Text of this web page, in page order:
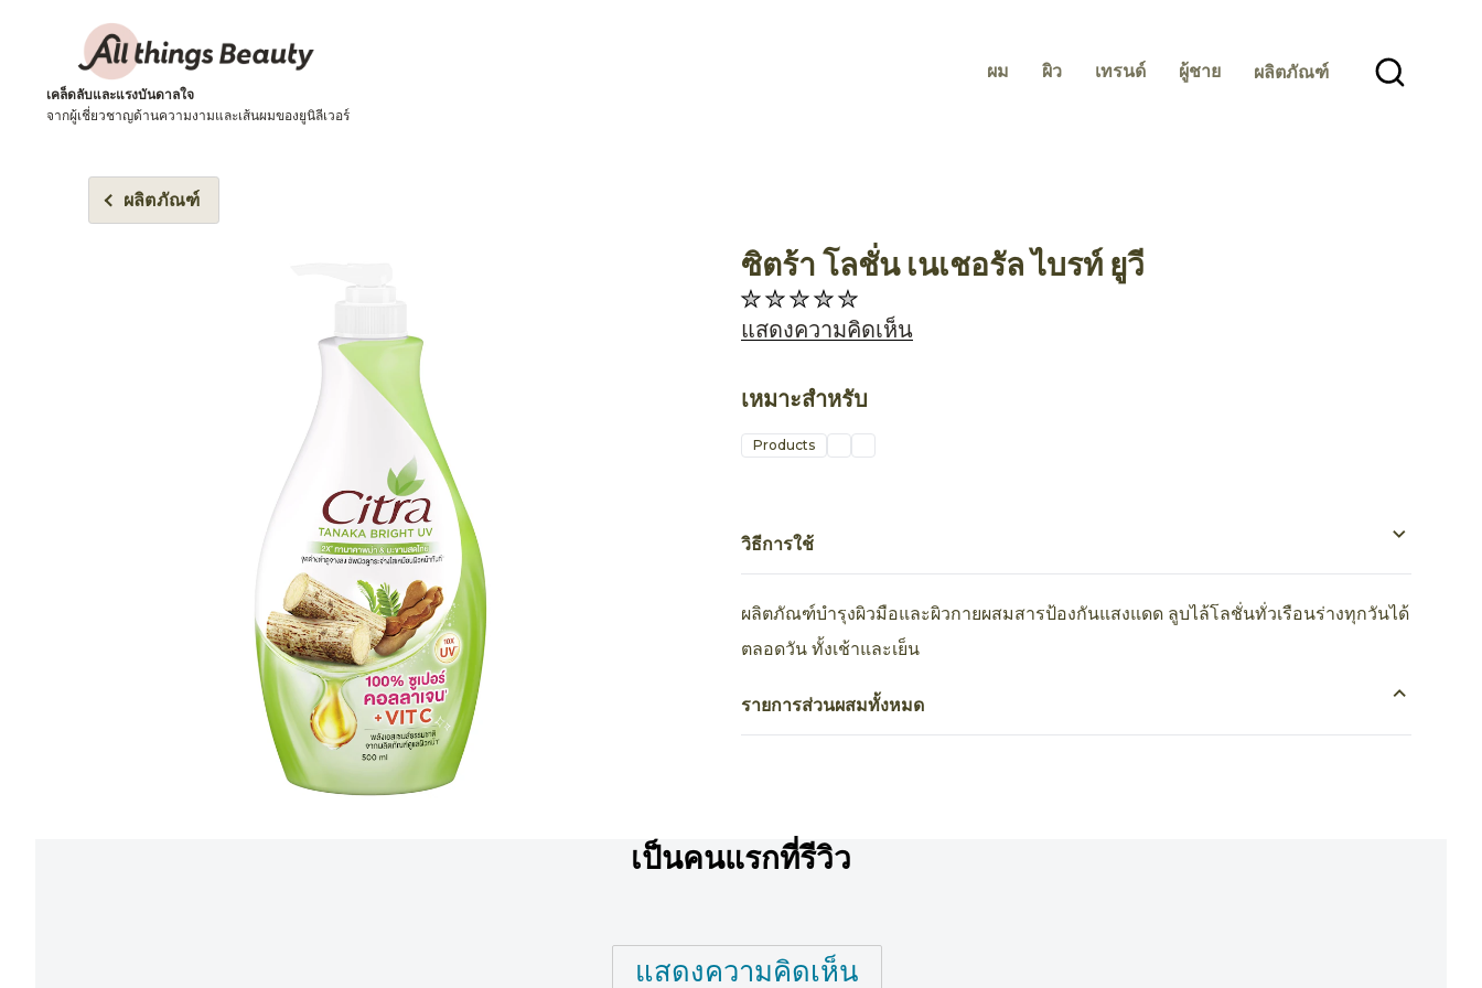
เคล็ดลับและแรงบันดาลใจ
จากผู้เชี่ยวชาญด้านความงามและเส้นผมของยูนิลีเวอร์
ผม ผิว เทรนด์ ผู้ชาย ผลิตภัณฑ์
ผลิตภัณฑ์
AllthingsBeauty Products
ซิตร้า โลชั่น เนเชอรัล ไบรท์ ยูวี
ไม่มี
การ
คะแนน
สำหรับ
product
แสดงความคิดเห็น
เหมาะสำหรับ
Products
วิธีการใช้
ผลิตภัณฑ์บำรุงผิวมือและผิวกายผสมสารป้องกันแสงแดด ลูบไล้โลชั่นทั่วเรือนร่างทุกวันได้
ตลอดวัน ทั้งเช้าและเย็น
รายการส่วนผสมทั้งหมด
เป็นคนแรกที่รีวิว
แสดงความคิดเห็น